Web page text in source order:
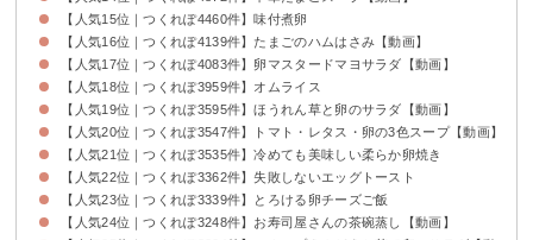
【人気15位｜つくれぽ4460件】味付煮卵
【人気16位｜つくれぽ4139件】たまごのハムはさみ【動画】
【人気17位｜つくれぽ4083件】卵マスタードマヨサラダ【動画】
【人気18位｜つくれぽ3959件】オムライス
【人気19位｜つくれぽ3595件】ほうれん草と卵のサラダ【動画】
【人気20位｜つくれぽ3547件】トマト・レタス・卵の3色スープ【動画】
【人気21位｜つくれぽ3535件】冷めても美味しい柔らか卵焼き
【人気22位｜つくれぽ3362件】失敗しないエッグトースト
【人気23位｜つくれぽ3339件】とろける卵チーズご飯
【人気24位｜つくれぽ3248件】お寿司屋さんの茶碗蒸し【動画】